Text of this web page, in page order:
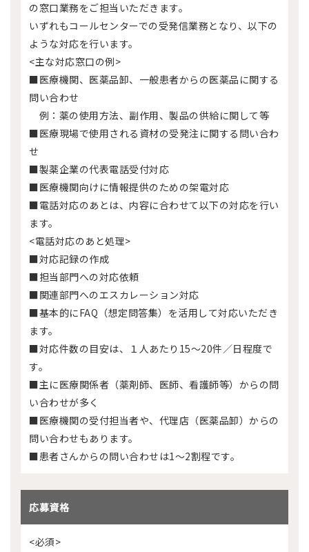
の窓口業務をご担当いただきます。
いずれもコールセンターでの受発信業務となり、以下の
ような対応を行います。
<主な対応窓口の例>
■医療機関、医薬品卸、一般患者からの医薬品に関する
問い合わせ
例：薬の使用方法、副作用、製品の供給に関して等
■医療現場で使用される資材の受発注に関する問い合わ
せ
■製薬企業の代表電話受付対応
■医療機関向けに情報提供のための架電対応
■電話対応のあとは、内容に合わせて以下の対応を行い
ます。
<電話対応のあと処理>
■対応記録の作成
■担当部門への対応依頼
■関連部門へのエスカレーション対応
■基本的にFAQ（想定問答集）を活用して対応いただき
ます。
■対応件数の目安は、１人あたり15～20件／日程度で
す。
■主に医療関係者（薬剤師、医師、看護師等）からの問
い合わせが多く
■医療機関の受付担当者や、代理店（医薬品卸）からの
問い合わせもあります。
■患者さんからの問い合わせは1～2割程です。
応募資格
<必須>